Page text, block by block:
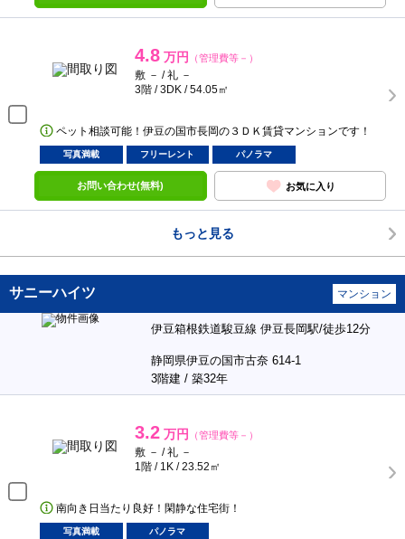
4.8 万円 （管理費等－）
敷 － / 礼 －
3階 / 3DK / 54.05㎡
ペット相談可能！伊豆の国市長岡の３ＤＫ賃貸マンションです！
写真満載 フリーレント パノラマ
お問い合わせ(無料) お気に入り
もっと見る
サニーハイツ マンション
伊豆箱根鉄道駿豆線 伊豆長岡駅/徒歩12分
静岡県伊豆の国市古奈 614-1
3階建 / 築32年
3.2 万円 （管理費等－）
敷 － / 礼 －
1階 / 1K / 23.52㎡
南向き日当たり良好！閑静な住宅街！
写真満載 パノラマ